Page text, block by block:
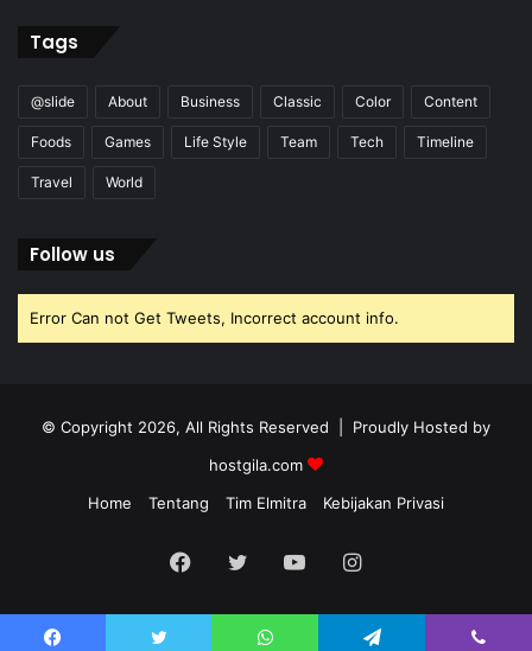
Tags
@slide About Business Classic Color Content
Foods Games Life Style Team Tech Timeline
Travel World
Follow us
Error Can not Get Tweets, Incorrect account info.
© Copyright 2026, All Rights Reserved | Proudly Hosted by
hostgila.com
Home
Tentang Tim Elmitra Kebijakan Privasi
Facebook
TwitterYouTubeInstagram